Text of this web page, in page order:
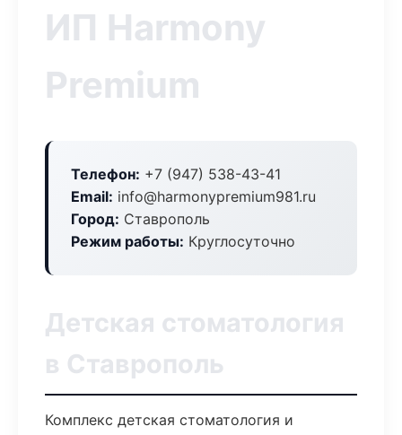
ИП Harmony
Premium
Телефон: +7 (947) 538-43-41
Email: info@harmonypremium981.ru
Город: Ставрополь
Режим работы: Круглосуточно
Детская стоматология
в Ставрополь
Комплекс детская стоматология и